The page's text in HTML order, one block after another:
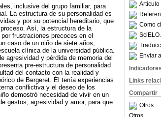
Articulo
Como
SciELO
Enviar
Indicadores
Links
Compartir
Otros
Otros
inclusive del grupo familiar, para
La estructura de su personalidad es
y por su potencial hereditario, que
Así, la estructura de la
frustraciones precoces en el
caso de un niño de siete años,
clínica de la universidad pública.
agresividad y pérdida de memoria del
pre-estructura de personalidad
del contacto con la realidad y
de Bergeret. Él tenía experiencias
conflictiva y el deseo de los
demostró necesidad de vivir en un
gestos, agresividad y amor, para que